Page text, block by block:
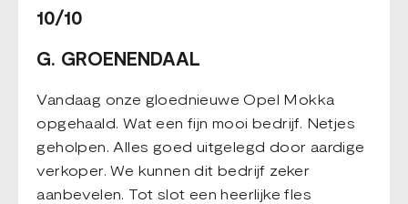
10/10
G. GROENENDAAL
Vandaag onze gloednieuwe Opel Mokka
opgehaald. Wat een fijn mooi bedrijf. Netjes
geholpen. Alles goed uitgelegd door aardige
verkoper. We kunnen dit bedrijf zeker
aanbevelen. Tot slot een heerlijke fles